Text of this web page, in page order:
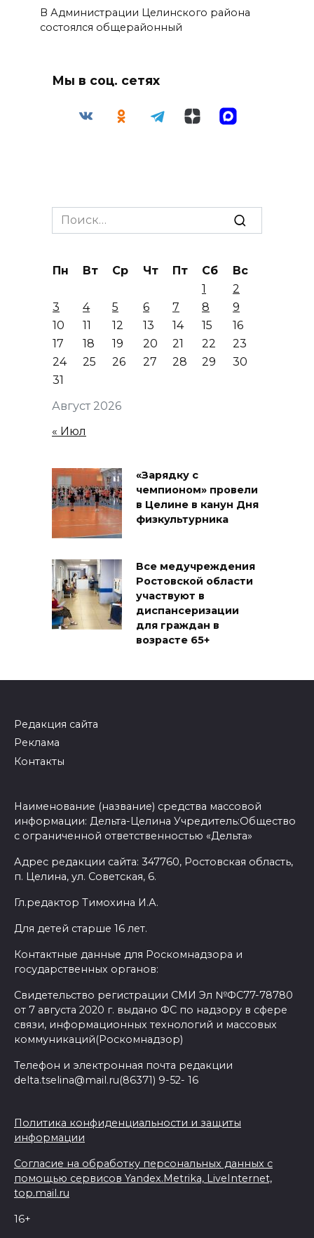
В Администрации Целинского района
состоялся общерайонный
Мы в соц. сетях
Search
for:
Август 2026
Пн Вт Ср Чт Пт Сб
Вс
1
2
3
4 5 6 7 8
9
10
11 12 13 14 15
16
17
18 19 20 21 22
23
24
25 26 27 28 29
30
31
« Июл
«Зарядку с
чемпионом» провели
в Целине в канун Дня
физкультурника
Все медучреждения
Ростовской области
участвуют в
диспансеризации
для граждан в
возрасте 65+
Редакция сайта
Реклама
Контакты
Наименование (название) средства массовой
информации: Дельта-Целина Учредитель:Общество
с ограниченной ответственностью «Дельта»
Адрес редакции сайта: 347760, Ростовская область,
п. Целина, ул. Советская, 6.
Гл.редактор Тимохина И.А.
Для детей старше 16 лет.
Контактные данные для Роскомнадзора и
государственных органов:
Свидетельство регистрации СМИ Эл №ФС77-78780
от 7 августа 2020 г. выдано ФС по надзору в сфере
связи, информационных технологий и массовых
коммуникаций(Роскомнадзор)
Телефон и электронная почта редакции
delta.tselina@mail.ru(86371) 9-52- 16
Политика конфиденциальности и защиты
информации
Согласие на обработку персональных данных с
помощью сервисов Yandex.Metrika, LiveInternet,
top.mail.ru
16+